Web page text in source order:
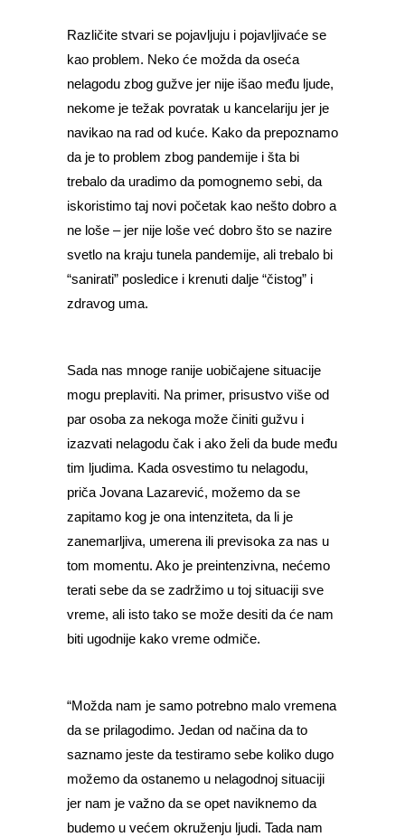
Različite stvari se pojavljuju i pojavljivaće se
kao problem. Neko će možda da oseća
nelagodu zbog gužve jer nije išao među ljude,
nekome je težak povratak u kancelariju jer je
navikao na rad od kuće. Kako da prepoznamo
da je to problem zbog pandemije i šta bi
trebalo da uradimo da pomognemo sebi, da
iskoristimo taj novi početak kao nešto dobro a
ne loše – jer nije loše već dobro što se nazire
svetlo na kraju tunela pandemije, ali trebalo bi
“sanirati” posledice i krenuti dalje “čistog” i
zdravog uma.
Sada nas mnoge ranije uobičajene situacije
mogu preplaviti. Na primer, prisustvo više od
par osoba za nekoga može činiti gužvu i
izazvati nelagodu čak i ako želi da bude među
tim ljudima. Kada osvestimo tu nelagodu,
priča Jovana Lazarević, možemo da se
zapitamo kog je ona intenziteta, da li je
zanemarljiva, umerena ili previsoka za nas u
tom momentu. Ako je preintenzivna, nećemo
terati sebe da se zadržimo u toj situaciji sve
vreme, ali isto tako se može desiti da će nam
biti ugodnije kako vreme odmiče.
“Možda nam je samo potrebno malo vremena
da se prilagodimo. Jedan od načina da to
saznamo jeste da testiramo sebe koliko dugo
možemo da ostanemo u nelagodnoj situaciji
jer nam je važno da se opet naviknemo da
budemo u većem okruženju ljudi. Tada nam